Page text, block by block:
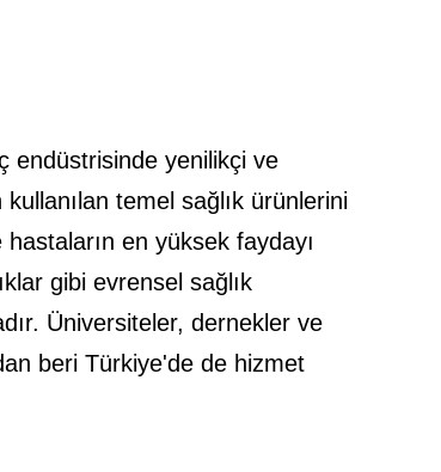
endüstrisinde yenilikçi ve
temel sağlık ürünlerini
en yüksek faydayı
gibi evrensel sağlık
Üniversiteler, dernekler ve
beri Türkiye'de de hizmet